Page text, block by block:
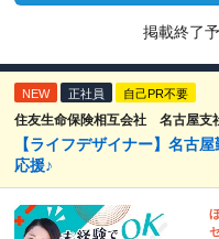
掲載終了
NEW 正社員 自己PR不要
住友生命保険相互会社 名古屋
【ライフデザイナー】名古
応援♪